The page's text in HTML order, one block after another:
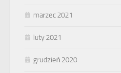
marzec 2021
luty 2021
grudzień 2020